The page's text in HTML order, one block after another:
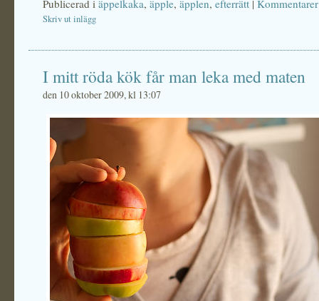
Publicerad i äppelkaka, äpple, äpplen, efterrätt |
Skriv ut inlägg
I mitt röda kök får man leka med maten
den 10 oktober 2009, kl 13:07